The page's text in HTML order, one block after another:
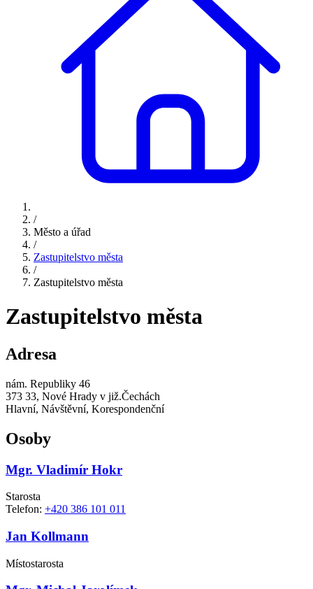
/
Město a úřad
/
Zastupitelstvo města
/
Zastupitelstvo města
Zastupitelstvo města
Adresa
nám. Republiky 46
373 33, Nové Hrady v již.Čechách
Hlavní, Návštěvní, Korespondenční
Osoby
Mgr. Vladimír Hokr
Starosta
Telefon: +420 386 101 011
Jan Kollmann
Místostarosta